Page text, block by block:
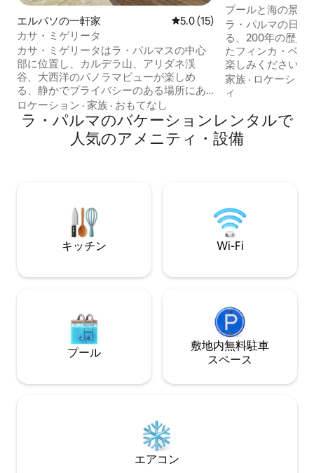
エルパソの一軒家 レビュー15件、5つ星中5.0つ
5.0 (15)
カサ・ミゲリータ
カサ・ミゲリータはラ・パルマスの中心
部に位置し、カルデラ山、アリダネ渓
谷、大西洋のパノラマビューが楽しめ
る、静かでプライバシーのある場所にあ
ります。 島の多くの美しい観光地は短時
間で行くことができるので、誰もが満足
できます。 ハイキング愛好家には、火山
ルートとカルデラ・デ・タブリエンテが
ロケーション · 家族 · おもてなし
プールと海の景色
ンカ
ラ・パルマの日当
る、200年の歴史
たフィンカ・ベラ
楽しみください。
「新しい」の美し
し、とても特別
る素晴らしいロケ
かなエリアの美し
ます。フィンカは
家族 · ロケーショ
ィ
ラ・パルマのバケーションレンタルで
人気のアメニティ・設備
キッチン Wi-Fi
プール
敷地内無料駐⁠車
ス⁠ペ⁠ー⁠ス
エアコン